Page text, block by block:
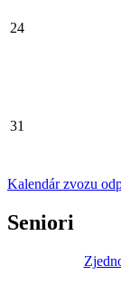
24
31
Kalendár zvozu
Seniori